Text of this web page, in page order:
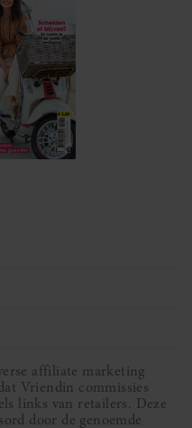
affiliate marketing
Vriendin commissies
links van retailers. Deze
door de genoemde